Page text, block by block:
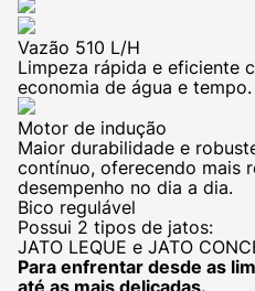
Vazão 510 L/H
Limpeza rápida e eficiente
economia de água e tempo.
Motor de indução
Maior durabilidade e
contínuo, oferecendo mais
desempenho no dia a dia.
Bico regulável
Possui 2 tipos de jatos:
JATO LEQUE e JATO
Para enfrentar desde as